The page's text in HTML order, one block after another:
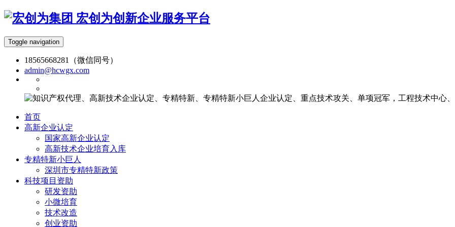
宏创为创新企业服务平台
Toggle navigation
18565668281（微信同号）
admin@hcwgx.com
首页
高新企业认定
国家高新企业认定
高新技术企业培育入库
专精特新小巨人
深圳市专精特新政策
科技项目资助
研发资助
小微培育
技术改造
创业资助